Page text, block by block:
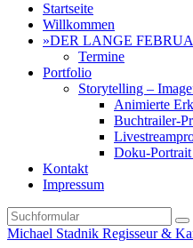
Startseite
Willkommen
»DER LANGE
Termine
Portfolio
Storytelling –
Animierte
Buchtrailer-
Doku-Portrait
Kontakt
Impressum
Michael Stadnik Regisseur &